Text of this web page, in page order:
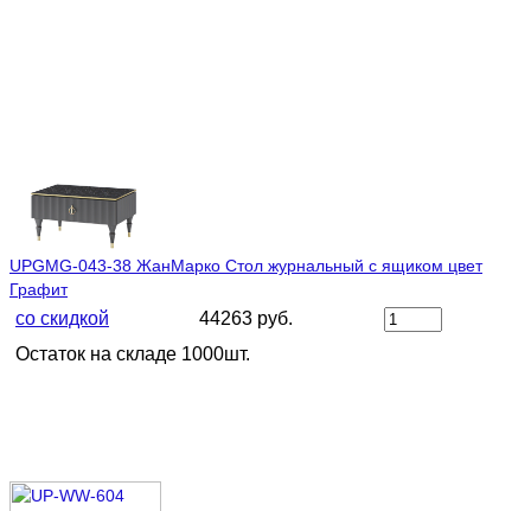
UPGMG-043-38 ЖанМарко Стол журнальный с ящиком цвет
Графит
со скидкой
44263 руб.
Остаток на складе 1000шт.